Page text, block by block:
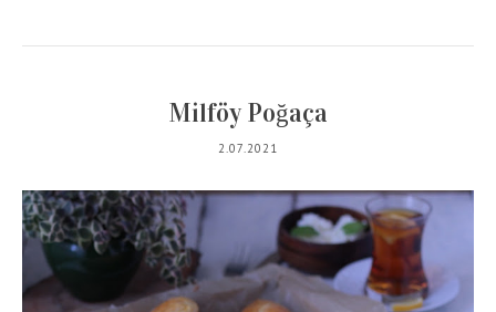
Milföy Poğaça
2.07.2021